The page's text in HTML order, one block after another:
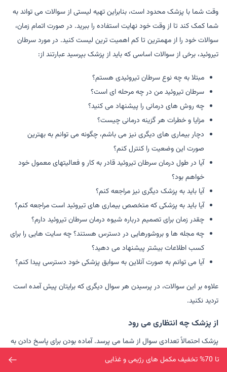
تا 70% تخفیف مکمل های رژیمی و غذایی
وقت شما با پزشک محدود است، بنابراین تهیه لیستی از سوالات می تواند به
شما کمک کند تا از وقت خود نهایت استفاده را ببرید. در صورت اتمام زمان،
سوالات خود را از مهمترین تا کم اهمیت ترین لیست کنید. در مورد سرطان
تیروئید، برخی از سوالات اساسی که باید از پزشک بپرسید عبارتند از:
مبتلا به چه نوع سرطان تیروئیدی هستم؟
سرطان تیروئید من در چه مرحله ای است؟
چه روش های درمانی را پیشنهاد می کنید؟
مزایا و خطرات هر گزینه درمانی چیست؟
دچار بیماری های دیگری نیز می باشم، چگونه می توانم به بهترین
صورت این وضعیت را کنترل کنم؟
آیا در طول درمان سرطان تیروئید قادر به کار و فعالیتهای معمول خود
خواهم بود؟
آیا باید به پزشک دیگری نیز مراجعه کنم؟
آیا باید به پزشکی که متخصص بیماری های تیروئید است مراجعه کنم؟
چقدر زمان برای تصمیم درباره شیوه درمان سرطان تیروئید دارم؟
چه مجله ها و بروشورهایی در دسترس هستند؟ چه سایت هایی را برای
کسب اطلاعات بیشتر پیشنهاد می دهید؟
آیا می توانم به صورت آنلاین به سوابق پزشکی خود دسترسی پیدا کنم؟
علاوه بر این سوالات، در پرسیدن هر سوال دیگری که برایتان پیش آمده است
تردید نکنید.
از پزشک چه انتظاری می رود
پزشک احتمالاً تعدادی سوال از شما می پرسد. آماده بودن برای پاسخ دادن به
آنها به پزشک کمک خواهد کرد.